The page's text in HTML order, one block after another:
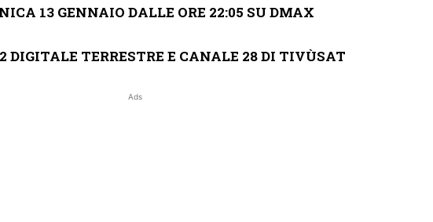
13 GENNAIO DALLE ORE 22:05 SU DMAX
DIGITALE TERRESTRE E CANALE 28 DI TIVÙSAT
Ads